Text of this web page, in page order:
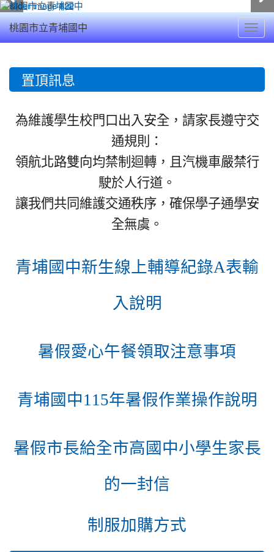
桃園市立青埔國中
置頂訊息
為維護學生校門口出入安全，請家長遵守交
通規則：
領航北路雙向均禁制迴轉，且汽機車嚴禁行
駛於人行道。
讓我們共同維護交通秩序，確保學子通學安
全無虞。
青埔國中新生線上輔導紀錄A表輸
入說明
暑假愛心午餐領取注意事項
青埔國中115年暑假作業操作說明
暑假市長給全市高國中小學生家長
的一封信
制服加購方式